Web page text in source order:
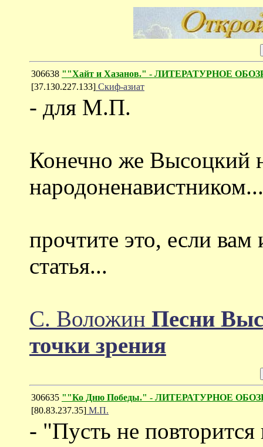
306638 ""Хайт и Хазанов." - ЛИТЕРАТУРНОЕ
[37.130.227.133] Скиф-азиат
- для М.П.
Конечно же Высоцкий
народоненавистником...
прочтите это, если
статья...
С. Воложин Песни
точки зрения
306635 ""Ко Дню Победы." - ЛИТЕРАТУРНОЕ
[80.83.237.35] М.П.
- "Пусть не